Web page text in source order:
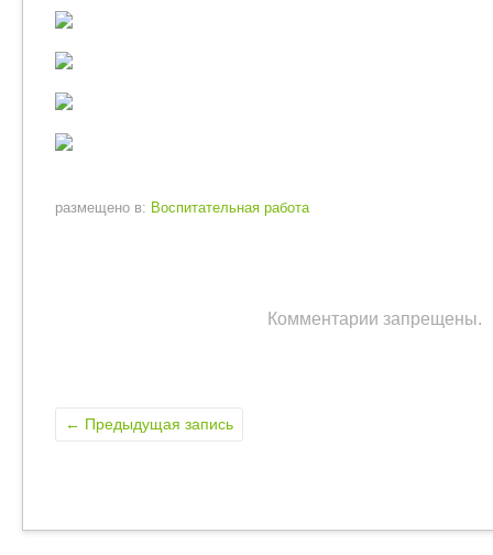
размещено в: Воспитательная работа
Комментарии запрещены.
← Предыдущая запись